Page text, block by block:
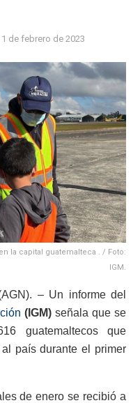
1 de febrero de 2023
la capital guatemalteca . / Foto:
IGM.
– Un informe del
(IGM) señala que se
guatemaltecos que
país durante el primer
de enero se recibió a